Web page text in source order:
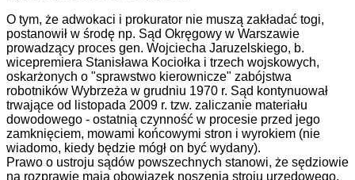
O tym, że adwokaci i prokurator nie muszą zakładać togi,
postanowił w środę np. Sąd Okręgowy w Warszawie
prowadzący proces gen. Wojciecha Jaruzelskiego, b.
wicepremiera Stanisława Kociołka i trzech wojskowych,
oskarżonych o "sprawstwo kierownicze" zabójstwa
robotników Wybrzeża w grudniu 1970 r. Sąd kontynuował
trwające od listopada 2009 r. tzw. zaliczanie materiału
dowodowego - ostatnią czynność w procesie przed jego
zamknięciem, mowami końcowymi stron i wyrokiem (nie
wiadomo, kiedy będzie mógł on być wydany).
Prawo o ustroju sądów powszechnych stanowi, że sędziowie
na rozprawie mają obowiązek noszenia stroju urzędowego,